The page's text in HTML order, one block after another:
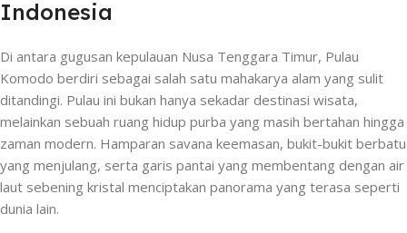
Indonesia
Di antara gugusan kepulauan Nusa Tenggara Timur, Pulau
Komodo berdiri sebagai salah satu mahakarya alam yang sulit
ditandingi. Pulau ini bukan hanya sekadar destinasi wisata,
melainkan sebuah ruang hidup purba yang masih bertahan hingga
zaman modern. Hamparan savana keemasan, bukit-bukit berbatu
yang menjulang, serta garis pantai yang membentang dengan air
laut sebening kristal menciptakan panorama yang terasa seperti
dunia lain.